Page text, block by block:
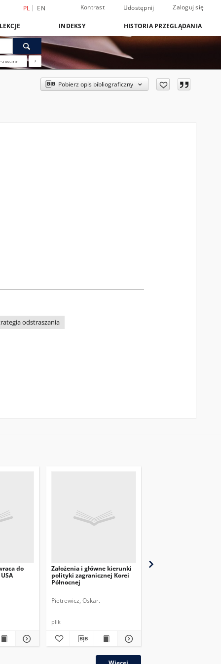
PL EN Kontrast Udostępnij Zaloguj się
INDEKSY HISTORIA PRZEGLĄDANIA
?
Pobierz opis bibliograficzny
odstraszania
do
Założenia i główne kierunki
polityki zagranicznej Korei
Północnej
Pietrewicz, Oskar.
plik